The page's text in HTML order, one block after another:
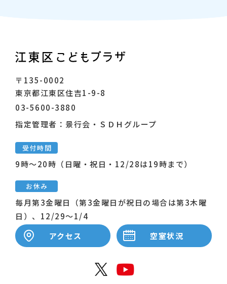
〒135-0002
東京都江東区住吉1-9-8
03-5600-3880
指定管理者：景行会・ＳＤＨグループ
受付時間
9時～20時（日曜・祝日・12/28は19時まで）
お休み
毎月第3金曜日（第3金曜日が祝日の場合は第3木曜
日）、12/29～1/4
アクセス
空室状況